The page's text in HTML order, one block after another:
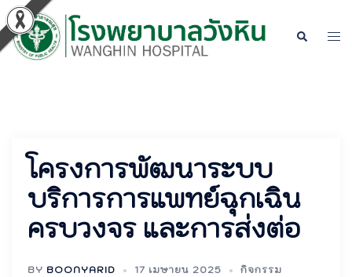
Skip
to
content
Search
โครงการพัฒนาระบบ
บริการการแพทย์ฉุกเฉิน
ครบวงจร และการส่งต่อ
BY BOONYARID 17 เมษายน 2025 กิจกรรม